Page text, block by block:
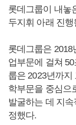
롯데그룹이 내놓
두지휘 아래 진
롯데그룹은 2018
업부문에 걸쳐
룹은 2023년까
학부문을 중심으
발굴하는 데 지
정했다.